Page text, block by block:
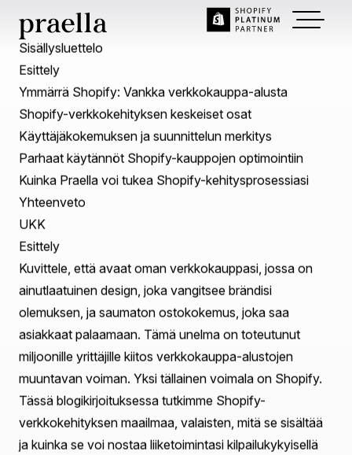
Jan 08, 2025~6min read
Mitä on
Shopify-verkkokehitys?.
Sisällysluettelo
Esittely